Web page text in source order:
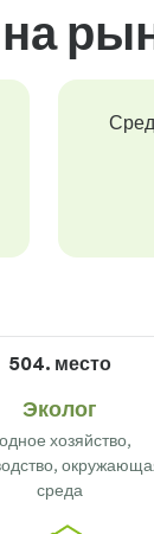
504. место
Эколог
хозяйство,
среда